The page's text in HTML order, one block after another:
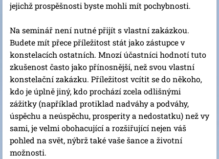
jejichž prospěšnosti byste mohli mít pochybnosti.
Na seminář není nutné přijít s vlastní zakázkou.
Budete mít přece příležitost stát jako zástupce v
konstelacích ostatních. Mnozí účastníci hodnotí tuto
zkušenost často jako přínosnější, než svou vlastní
konstelační zakázku. Příležitost vcítit se do někoho,
kdo je úplně jiný, kdo prochází zcela odlišnými
zážitky (například protiklad nadváhy a podváhy,
úspěchu a neúspěchu, prosperity a nedostatku) než vy
sami, je velmi obohacující a rozšiřující nejen váš
pohled na svět, nýbrž také vaše šance a životní
možnosti.